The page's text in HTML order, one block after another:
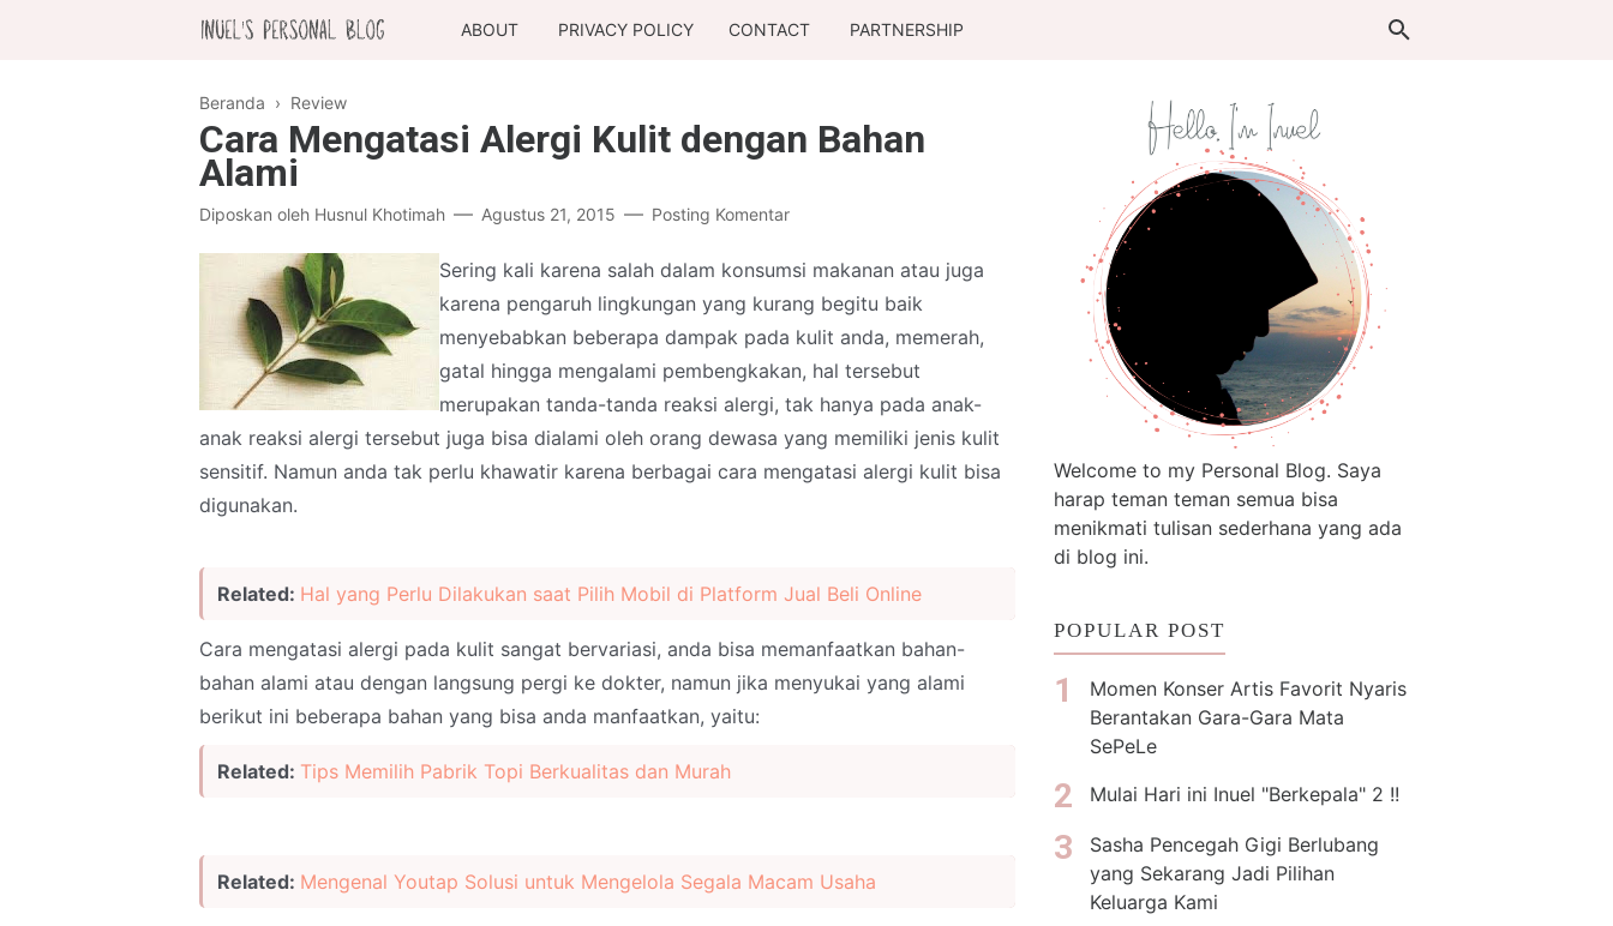
ABOUT PRIVACY POLICY CONTACT PARTNERSHIP
Beranda › Review
Cara Mengatasi Alergi Kulit dengan Bahan
Alami
Diposkan oleh Husnul Khotimah Agustus 21, 2015 Posting Komentar
Sering kali karena salah dalam konsumsi makanan atau juga
karena pengaruh lingkungan yang kurang begitu baik
menyebabkan beberapa dampak pada kulit anda, memerah,
gatal hingga mengalami pembengkakan, hal tersebut
merupakan tanda-tanda reaksi alergi, tak hanya pada anak-
anak reaksi alergi tersebut juga bisa dialami oleh orang dewasa yang memiliki jenis kulit
sensitif. Namun anda tak perlu khawatir karena berbagai cara mengatasi alergi kulit bisa
digunakan.
Related: Hal yang Perlu Dilakukan saat Pilih Mobil di Platform Jual Beli Online
Cara mengatasi alergi pada kulit sangat bervariasi, anda bisa memanfaatkan bahan-
bahan alami atau dengan langsung pergi ke dokter, namun jika menyukai yang alami
berikut ini beberapa bahan yang bisa anda manfaatkan, yaitu:
Related: Tips Memilih Pabrik Topi Berkualitas dan Murah
Related: Mengenal Youtap Solusi untuk Mengelola Segala Macam Usaha
Welcome to my Personal Blog. Saya
harap teman teman semua bisa
menikmati tulisan sederhana yang ada
di blog ini.
POPULAR POST
Momen Konser Artis Favorit Nyaris
Berantakan Gara-Gara Mata
SePeLe
Mulai Hari ini Inuel "Berkepala" 2 !!
Sasha Pencegah Gigi Berlubang
yang Sekarang Jadi Pilihan
Keluarga Kami